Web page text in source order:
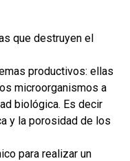
que destruyen el
productivos: ellas
microorganismos a
biológica. Es decir
y la porosidad de los
para realizar un